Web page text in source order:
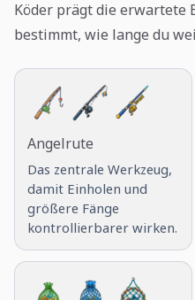
Köder prägt die erwartete
bestimmt, wie lange du
Angelrute
Das zentrale Werkzeug,
damit Einholen und
größere Fänge
kontrollierbarer wirken.